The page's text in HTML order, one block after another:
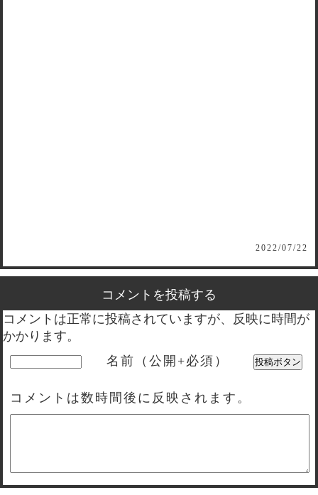
2022/07/22
コメントを投稿する
コメントは正常に投稿されていますが、反映に時間が
かかります。
名前（公開+必須）
コメントは数時間後に反映されます。